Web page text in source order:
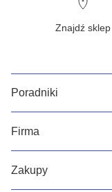
Znajdź sklep
Poradniki
Firma
Zakupy